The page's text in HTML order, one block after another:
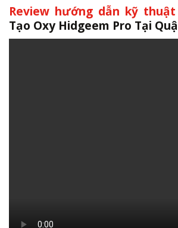
Review hướng dẫn kỹ
Tạo Oxy Hidgeem Pro Tại